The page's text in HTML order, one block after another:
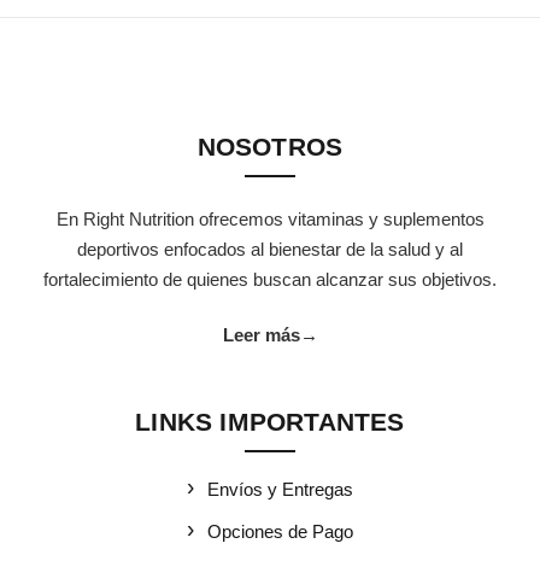
NOSOTROS
En Right Nutrition ofrecemos vitaminas y suplementos
deportivos enfocados al bienestar de la salud y al
fortalecimiento de quienes buscan alcanzar sus objetivos.
Leer más→
LINKS IMPORTANTES
Envíos y Entregas
Opciones de Pago